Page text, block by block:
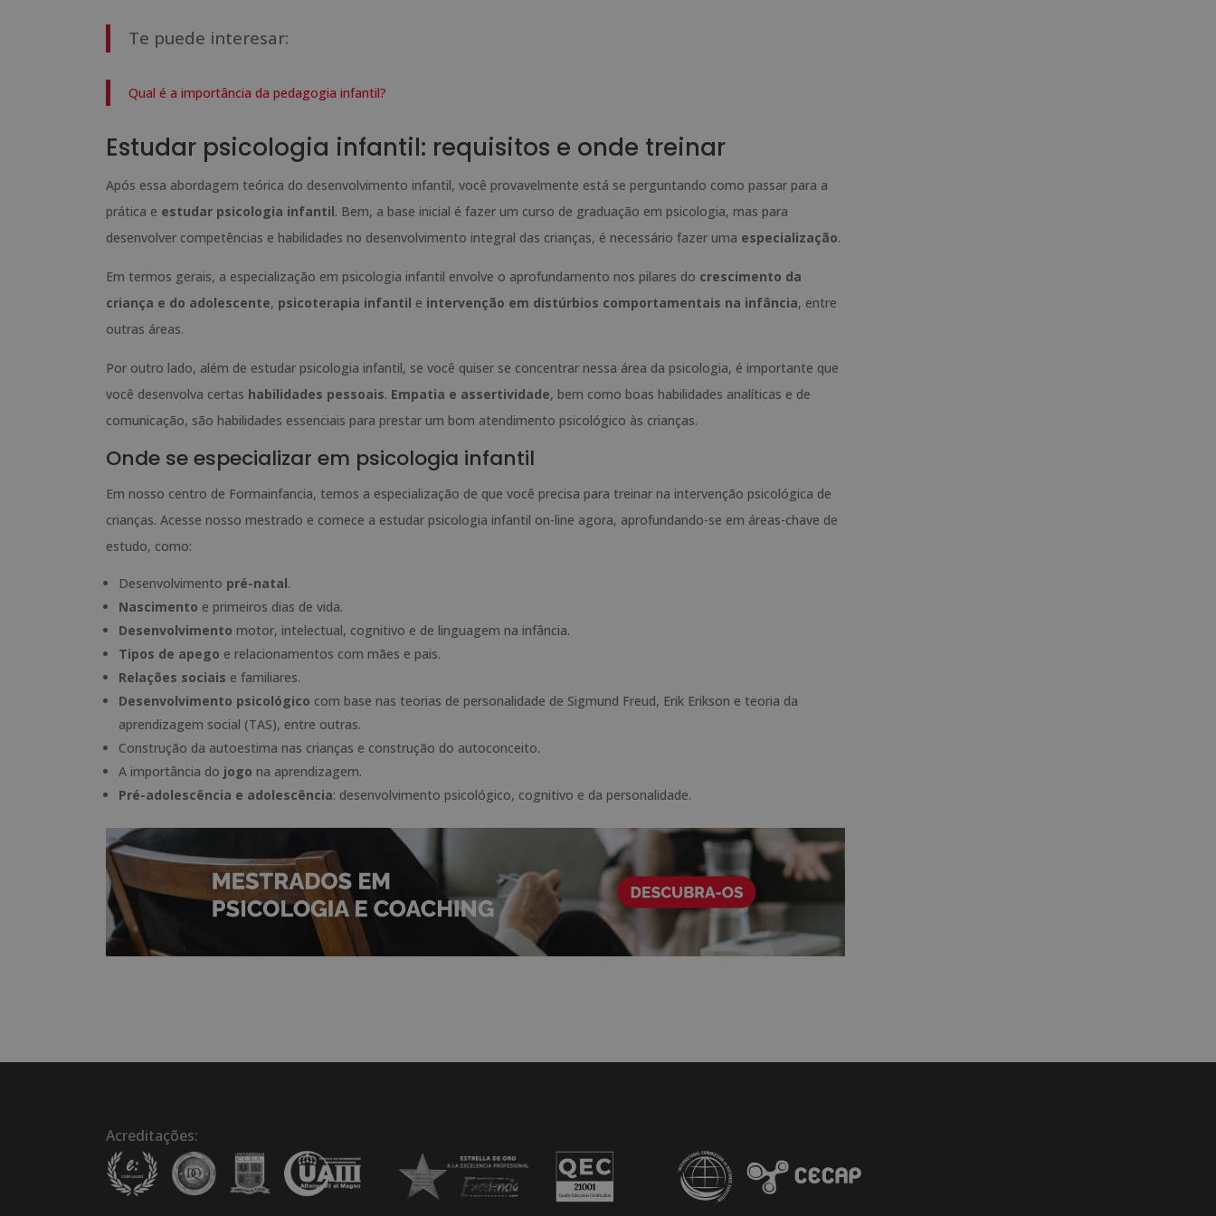
Te puede interesar:
Qual é a importância da pedagogia infantil?
Estudar psicologia infantil: requisitos e onde treinar
Após essa abordagem teórica do desenvolvimento infantil, você provavelmente está se perguntando como passar para a
prática e estudar psicologia infantil. Bem, a base inicial é fazer um curso de graduação em psicologia, mas para
desenvolver competências e habilidades no desenvolvimento integral das crianças, é necessário fazer uma especialização.
Em termos gerais, a especialização em psicologia infantil envolve o aprofundamento nos pilares do crescimento da
criança e do adolescente, psicoterapia infantil e intervenção em distúrbios comportamentais na infância, entre
outras áreas.
Por outro lado, além de estudar psicologia infantil, se você quiser se concentrar nessa área da psicologia, é importante que
você desenvolva certas habilidades pessoais. Empatia e assertividade, bem como boas habilidades analíticas e de
comunicação, são habilidades essenciais para prestar um bom atendimento psicológico às crianças.
Onde se especializar em psicologia infantil
Em nosso centro de Formainfancia, temos a especialização de que você precisa para treinar na intervenção psicológica de
crianças. Acesse nosso mestrado e comece a estudar psicologia infantil on-line agora, aprofundando-se em áreas-chave de
estudo, como:
Desenvolvimento pré-natal.
Nascimento e primeiros dias de vida.
Desenvolvimento motor, intelectual, cognitivo e de linguagem na infância.
Tipos de apego e relacionamentos com mães e pais.
Relações sociais e familiares.
Desenvolvimento psicológico com base nas teorias de personalidade de Sigmund Freud, Erik Erikson e teoria da
aprendizagem social (TAS), entre outras.
Construção da autoestima nas crianças e construção do autoconceito.
A importância do jogo na aprendizagem.
Pré-adolescência e adolescência: desenvolvimento psicológico, cognitivo e da personalidade.
Acreditações: